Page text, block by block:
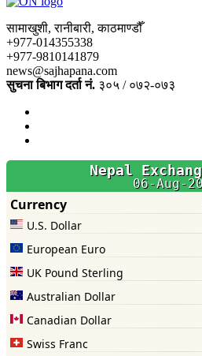
सामाखुशी, रानीबारी, काठमाण्डौँ
+977-014355338
+977-9810141879
news@sajhapana.com
सुचना बिभाग दर्ता नं. ३०५ / ०७२-०७३